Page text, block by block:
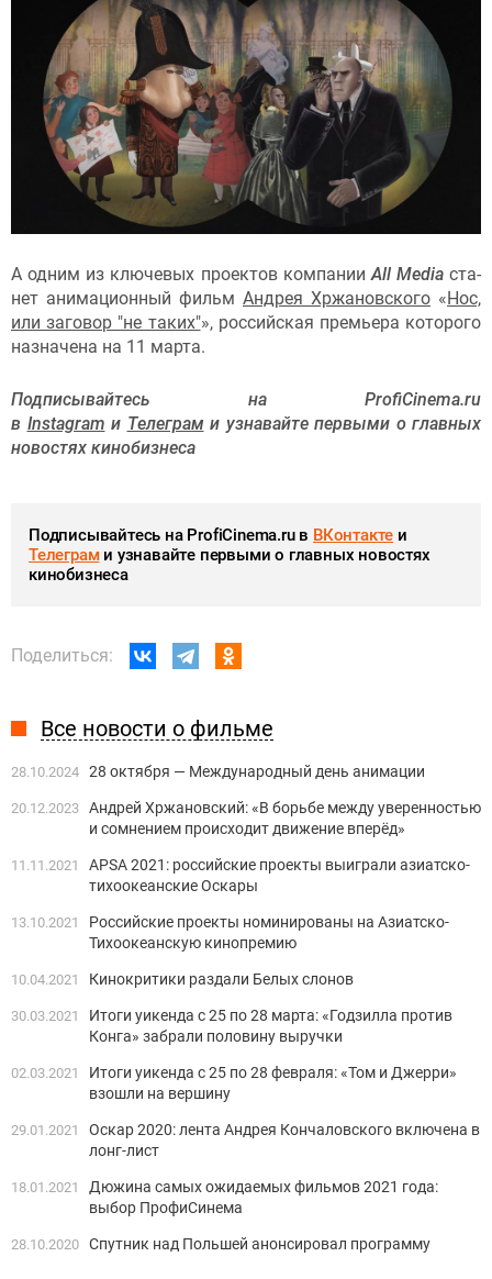
А од­ним из клю­чевых про­ек­тов ком­па­нииAll Mediaста­
нет ани­маци­он­ный фильм Ан­дрея Хржанов­ско­го «Нос,
или за­говор "не та­ких"», российская премьера которого
назначена на 11 марта.
Подписывайтесь на ProfiCinema.ru
в Instagram и Телеграм и узнавайте первыми о главных
новостях кинобизнеса
Подписывайтесь на ProfiCinema.ru в ВКонтакте и
Телеграми узнавайте первыми о главных новостях
кинобизнеса
Поделиться:
Все новости о фильме
28.10.2024 28 октября — Международный день анимации
20.12.2023 Андрей Хржановский: «В борьбе между уверенностью
и сомнением происходит движение вперёд»
11.11.2021
APSA 2021: российские проекты выиграли азиатско-
тихоокеанские Оскары
13.10.2021
Российские проекты номинированы на Азиатско-
Тихоокеанскую кинопремию
10.04.2021 Кинокритики раздали Белых слонов
30.03.2021
Итоги уикенда с 25 по 28 марта: «Годзилла против
Конга» забрали половину выручки
02.03.2021
Итоги уикенда с 25 по 28 февраля: «Том и Джерри»
взошли на вершину
29.01.2021
Оскар 2020: лента Андрея Кончаловского включена в
лонг-лист
18.01.2021
Дюжина самых ожидаемых фильмов 2021 года:
выбор ПрофиСинема
28.10.2020 Спутник над Польшей анонсировал программу